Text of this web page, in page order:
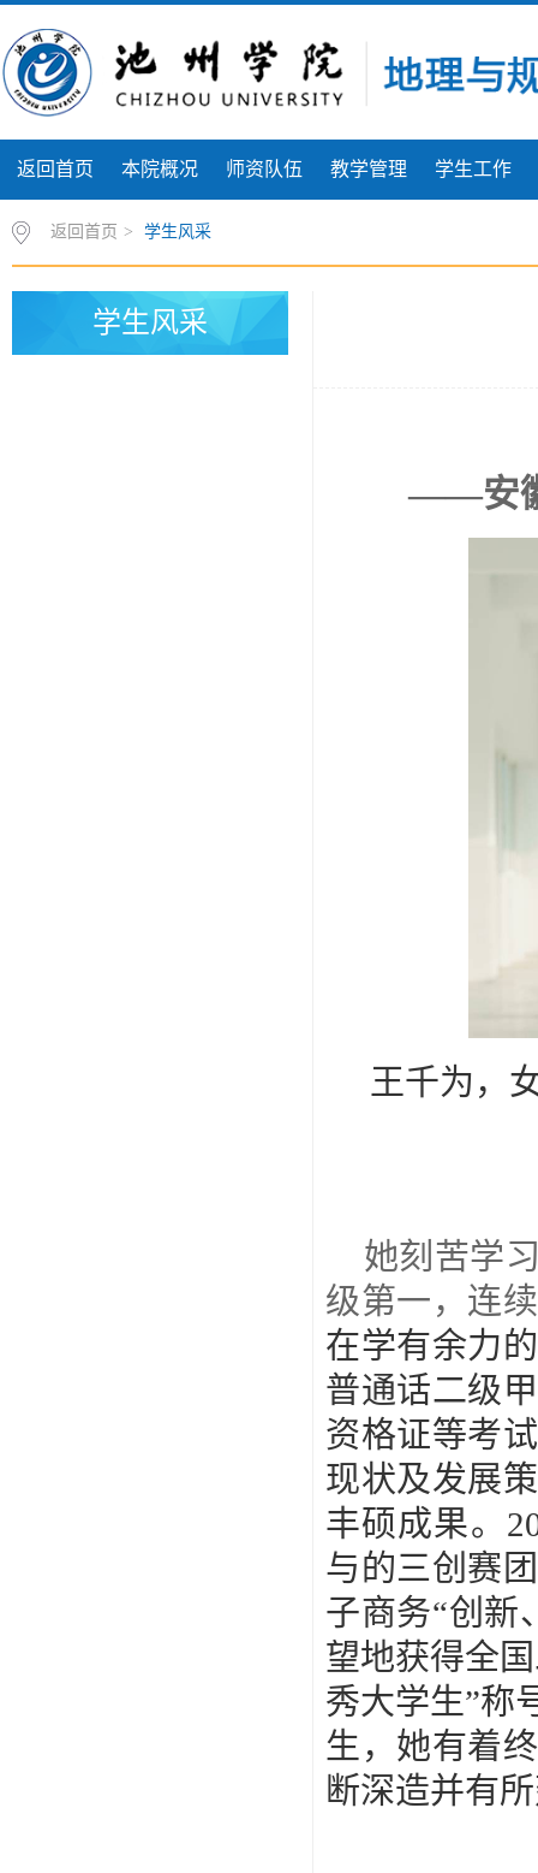
返回首页 本院概况 师资队伍 教学管理 学生工作
返回首页 > 学生风采
学生风采
——安
王千为，
她刻苦学
级第一，连
在学有余力
普通话二级
资格证等考
现状及发展
丰硕成果。
与的三创赛
子商务“创新
望地获得全
秀大学生”称
生，她有着
断深造并有